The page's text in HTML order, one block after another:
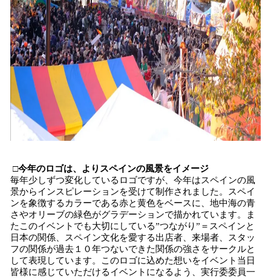
□今年のロゴは、よりスペインの風景をイメージ
毎年少しずつ変化しているロゴですが、今年はスペインの風
景からインスピレーションを受けて制作されました。スペイ
ンを象徴するカラーである赤と黄色をベースに、地中海の青
さやオリーブの緑色がグラデーションで描かれています。ま
たこのイベントでも大切にしている”つながり”＝スペインと
日本の関係、スペイン文化を愛する出店者、来場者、スタッ
フの関係が過去１０年つないできた関係の強さをサークルと
して表現しています。このロゴに込めた想いをイベント当日
皆様に感じていただけるイベントになるよう、実行委委員一